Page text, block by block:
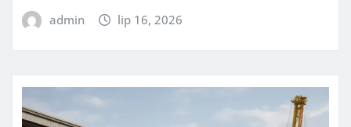
admin lip 16, 2026